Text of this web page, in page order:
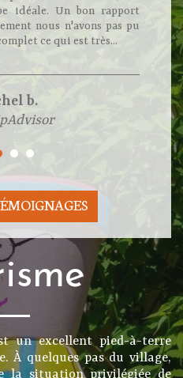
idéale. Un bon rapport
nous n'avons pas pu
ce qui est très...
b.
un excellent pied-à-terre
À quelques pas du village,
la situation privilégiée de